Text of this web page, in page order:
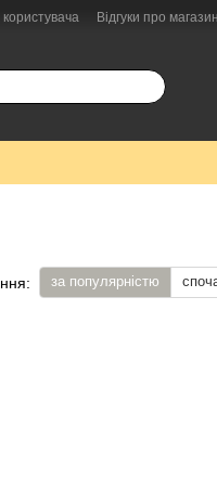
користувача Відгуки про магазин
за популярністю